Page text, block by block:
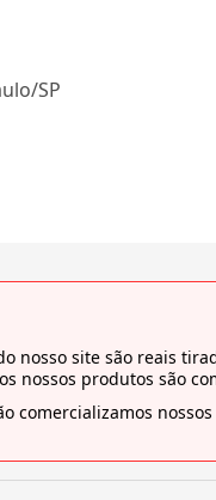
SP
nosso site são reais
nossos produtos são
comercializamos